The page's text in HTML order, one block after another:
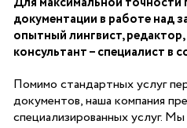
документации в работе над
опытный лингвист,
консультант – специалист в
Помимо стандартных услуг
документов, наша компания
специализированных услуг.